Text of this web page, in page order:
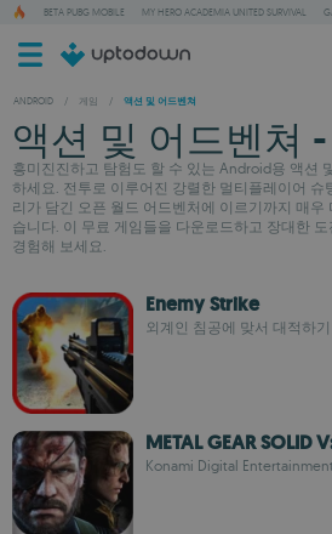
BETA PUBG MOBILE MY HERO ACADEMIA UNITED SURVIVAL
ANDROID / 게임 / 액션 및 어드벤쳐
액션 및 어드벤쳐
흥미진진하고 탐험도 할 수 있는 Android용 액션
하세요. 전투로 이루어진 강렬한 멀티플레이어 슈
리가 담긴 오픈 월드 어드벤처에 이르기까지 매우
습니다. 이 무료 게임들을 다운로드하고 장대한
경험해 보세요.
Enemy Strike
외계인 침공에 맞서 대적하기
METAL GEAR SOLID
Konami Digital